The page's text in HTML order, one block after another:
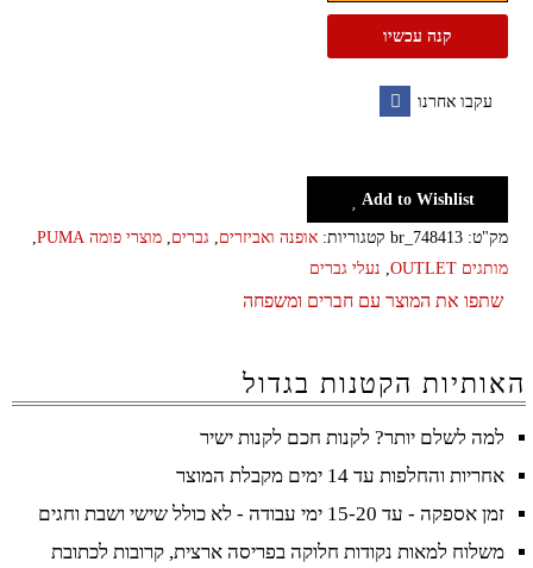
PUMA
קנה עכשיו
עקבו אחרנו
Add to Wishlist
מק"ט: br_748413 קטגוריות: אופנה ואביזרים, גברים, מוצרי פומה PUMA
,
מותגים OUTLET
, נעלי גברים
שתפו את המוצר עם חברים ומשפחה
האותיות הקטנות בגדול
למה לשלם יותר? לקנות חכם לקנות ישיר
אחריות והחלפות עד 14 ימים מקבלת המוצר
זמן אספקה - עד 15-20 ימי עבודה - לא כולל שישי ושבת וחגים
משלוח למאות נקודות חלוקה בפריסה ארצית, קרובות לכתובת